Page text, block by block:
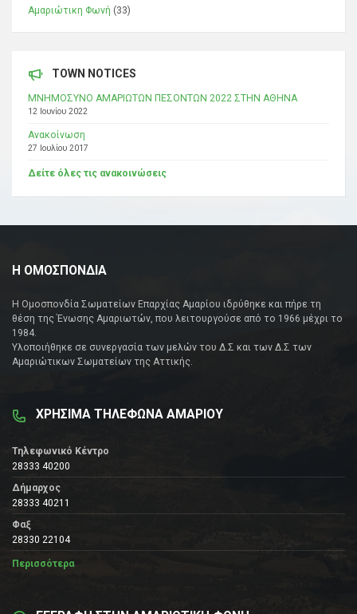
Αμαριώτικη Φωνή (33)
TOWN NOTICES
ΜΝΗΜΟΣΥΝΟ ΑΜΑΡΙΩΤΩΝ ΠΕΣΟΝΤΩΝ 2022 ΣΤΗΝ ΑΘΗΝΑ
12 Ιουνίου 2022
Ανακοίνωση
27 Ιουλίου 2017
Δείτε όλες τις ανακοινώσεις
Η ΟΜΟΣΠΟΝΔΙΑ
Η Ομοσπονδία Σωματείων Επαρχίας Αμαρίου ιδρύθηκε και πήρε τη
θέση της Ένωσης Αμαριωτών, που λειτουργούσε από το 1966 μέχρι το
1984.
Υλοποιήθηκε σε συνεργασία των μελών του Δ.Σ και των Δ.Σ των
Αμαριώτικων Σωματείων της Αττικής.
ΧΡΗΣΙΜΑ ΤΗΛΕΦΩΝΑ ΑΜΑΡΙΟΥ
Τηλεφωνικό Κέντρο
28333 40200
Δήμαρχος
28333 40211
Φαξ
28330 22104
Περισσότερα